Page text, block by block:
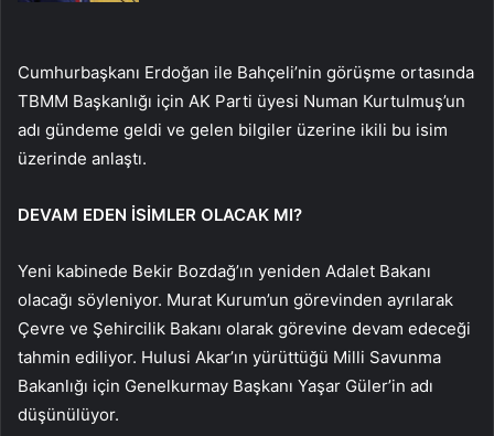
Cumhurbaşkanı Erdoğan ile Bahçeli’nin görüşme ortasında
TBMM Başkanlığı için AK Parti üyesi Numan Kurtulmuş’un
adı gündeme geldi ve gelen bilgiler üzerine ikili bu isim
üzerinde anlaştı.
DEVAM EDEN İSİMLER OLACAK MI?
Yeni kabinede Bekir Bozdağ’ın yeniden Adalet Bakanı
olacağı söyleniyor. Murat Kurum’un görevinden ayrılarak
Çevre ve Şehircilik Bakanı olarak görevine devam edeceği
tahmin ediliyor. Hulusi Akar’ın yürüttüğü Milli Savunma
Bakanlığı için Genelkurmay Başkanı Yaşar Güler’in adı
düşünülüyor.